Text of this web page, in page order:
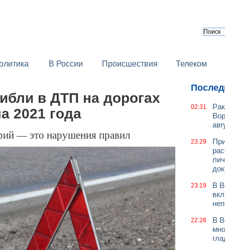
В России Происшествия Телеком
в ДТП на дорогах
2021 года
— это нарушения правил
02:31
23:29
23:19
В
22:28
В